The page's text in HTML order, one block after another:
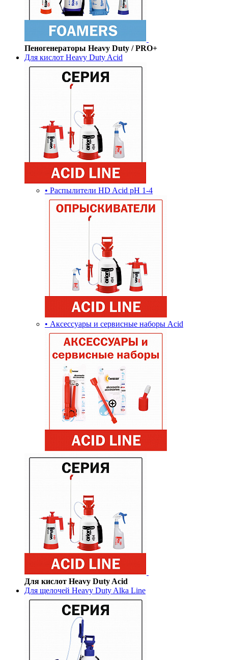
Пеногенераторы Heavy Duty / PRO+
Для кислот Heavy Duty Acid
• Распылители HD Acid pH 1-4
• Аксессуары и сервисные наборы Acid
Для кислот Heavy Duty Acid
Для щелочей Heavy Duty Alka Line